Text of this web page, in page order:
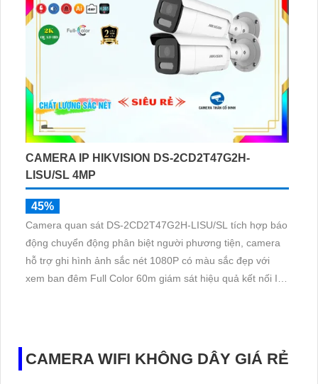
CAMERA IP HIKVISION DS-2CD2T47G2H-
LISU/SL 4MP
45%
Camera quan sát DS-2CD2T47G2H-LISU/SL tích hợp báo
động chuyển động phân biệt người phương tiện, camera
hỗ trợ ghi hình ảnh sắc nét 1080P có màu sắc đẹp với
xem ban đêm Full Color 60m giám sát hiệu quả kết nối IP
CAMERA WIFI KHÔNG DÂY GIÁ RẺ